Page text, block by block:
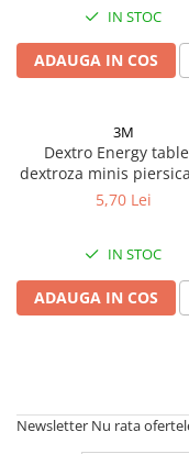
IN STOC
ADAUGA IN COS
3M
Dextro Energy
dextroza minis
Zephyr Labs
5,70 Lei
IN STOC
ADAUGA IN COS
Newsletter Nu rata